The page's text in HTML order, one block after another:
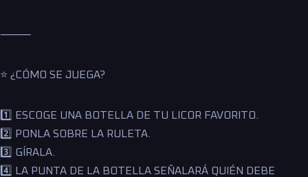
⸻
⭐ ¿CÓMO SE JUEGA?
1️⃣ ESCOGE UNA BOTELLA DE TU LICOR FAVORITO.
2️⃣ PONLA SOBRE LA RULETA.
3️⃣ GÍRALA.
4️⃣ LA PUNTA DE LA BOTELLA SEÑALARÁ QUIÉN DEBE